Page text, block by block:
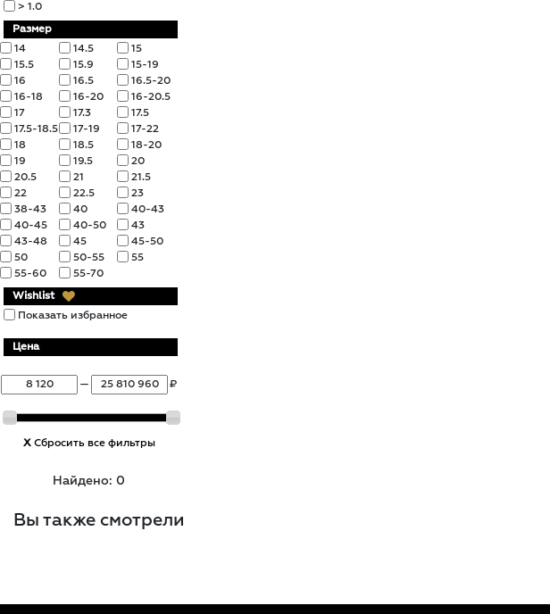
> 1.0
Размер
14
14.5
15
15.5
15.9
15-19
16
16.5
16.5-20
16-18
16-20
16-20.5
17
17.3
17.5
17.5-18.5
17-19
17-22
18
18.5
18-20
19
19.5
20
20.5
21
21.5
22
22.5
23
38-43
40
40-43
40-45
40-50
43
43-48
45
45-50
50
50-55
55
55-60
55-70
Wishlist
Показать избранное
Цена
— ₽
XСбросить все фильтры
Найдено: 0
Вы также смотрели